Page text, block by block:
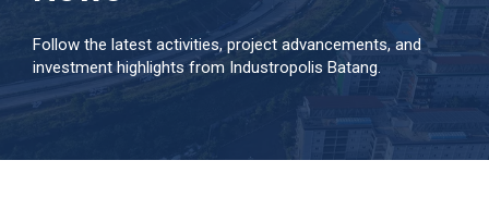
Follow the latest activities, project advancements, and
investment highlights from Industropolis Batang.